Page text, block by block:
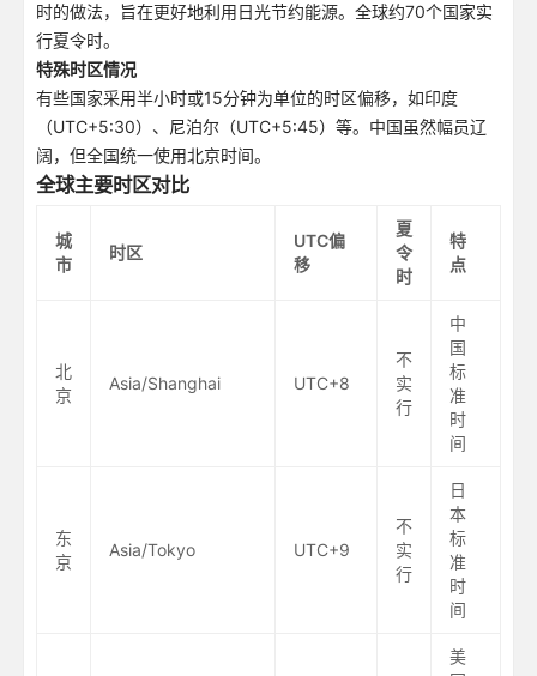
时的做法，旨在更好地利用日光节约能源。全球约70个国家实
行夏令时。
特殊时区情况
有些国家采用半小时或15分钟为单位的时区偏移，如印度
（UTC+5:30）、尼泊尔（UTC+5:45）等。中国虽然幅员辽
阔，但全国统一使用北京时间。
全球主要时区对比
城
市
时区
UTC偏
移
夏
令
时
特
点
北
京
Asia/Shanghai UTC+8
不
实
行
中
国
标
准
时
间
东
京
Asia/Tokyo UTC+9
不
实
行
日
本
标
准
时
间
美